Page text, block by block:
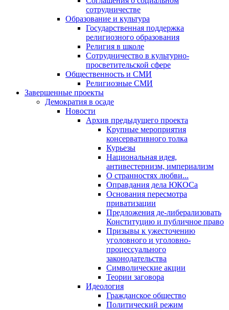
сотрудничестве
Образование и культура
Государственная поддержка
религиозного образования
Религия в школе
Сотрудничество в культурно-
просветительской сфере
Общественность и СМИ
Религиозные СМИ
Завершенные проекты
Демократия в осаде
Новости
Архив предыдущего проекта
Крупные мероприятия
консервативного толка
Курьезы
Национальная идея,
антивестернизм, империализм
О странностях любви...
Оправдания дела ЮКОСа
Основания пересмотра
приватизации
Предложения де-либерализовать
Конституцию и публичное право
Призывы к ужесточению
уголовного и уголовно-
процессуального
законодательства
Символические акции
Теории заговора
Идеология
Гражданское общество
Политический режим